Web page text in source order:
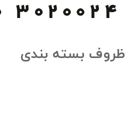
ظروف بسته بندی